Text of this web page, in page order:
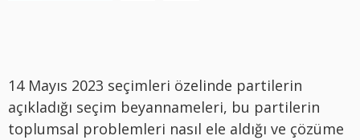
14 Mayıs 2023 seçimleri özelinde partilerin
açıkladığı seçim beyannameleri, bu partilerin
toplumsal problemleri nasıl ele aldığı ve çözüme